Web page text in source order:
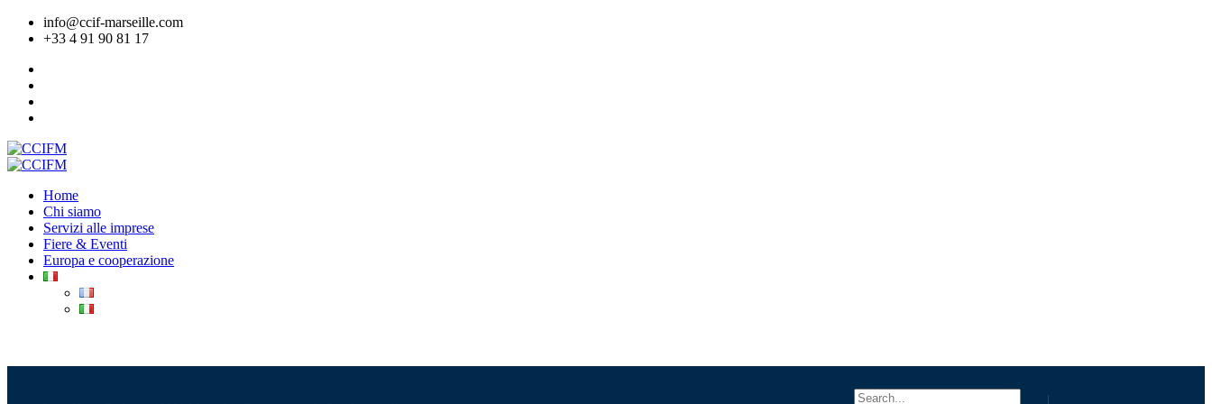
info@ccif-marseille.com
+33 4 91 90 81 17
Home
Chi siamo
Servizi alle imprese
Fiere & Eventi
Europa e cooperazione